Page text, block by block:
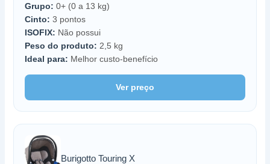
Grupo: 0+ (0 a 13 kg)
Cinto: 3 pontos
ISOFIX: Não possui
Peso do produto: 2,5 kg
Ideal para: Melhor custo-benefício
Ver preço
Burigotto Touring X